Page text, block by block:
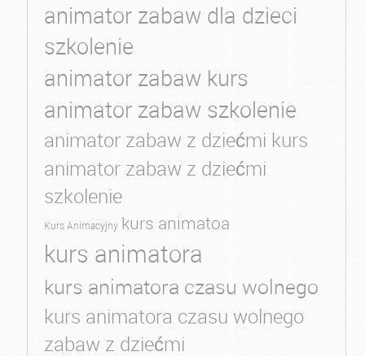
animator zabaw dla dzieci
szkolenie
animator zabaw kurs
animator zabaw szkolenie
animator zabaw z dziećmi kurs
animator zabaw z dziećmi
szkolenie
Kurs Animacyjny kurs animatoa
kurs animatora
kurs animatora czasu wolnego
kurs animatora czasu wolnego
zabaw z dziećmi